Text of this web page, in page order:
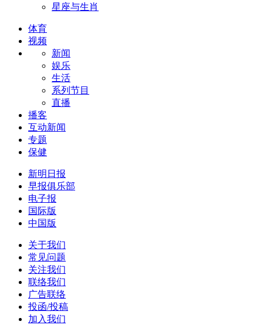
星座与生肖
体育
视频
新闻
娱乐
生活
系列节目
直播
播客
互动新闻
专题
保健
新明日报
早报俱乐部
电子报
国际版
中国版
关于我们
常见问题
关注我们
联络我们
广告联络
投函/投稿
加入我们